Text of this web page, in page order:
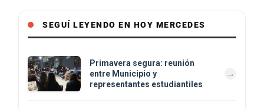
SEGUÍ LEYENDO EN HOY MERCEDES
Primavera segura: reunión
entre Municipio y
representantes estudiantiles